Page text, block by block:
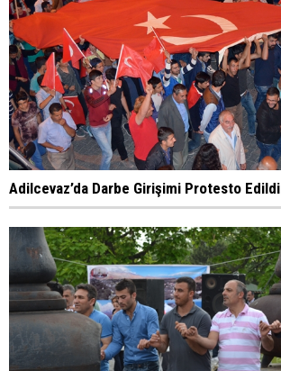
Adilcevaz’da Darbe Girişimi Protesto Edildi